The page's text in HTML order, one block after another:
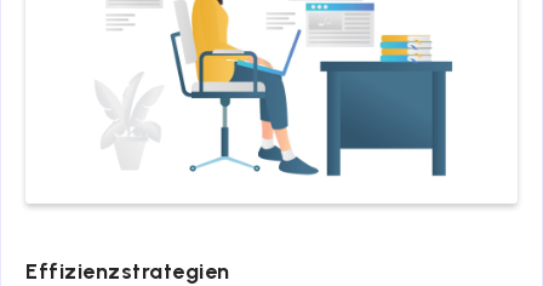
Effizienzstrategien